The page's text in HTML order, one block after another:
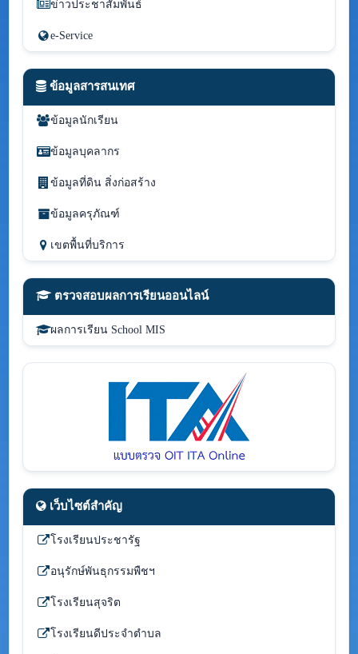
ข่าวประชาสัมพันธ์
e-Service
ข้อมูลสารสนเทศ
ข้อมูลนักเรียน
ข้อมูลบุคลากร
ข้อมูลที่ดิน สิ่งก่อสร้าง
ข้อมูลครุภัณฑ์
เขตพื้นที่บริการ
ตรวจสอบผลการเรียนออนไลน์
ผลการเรียน School MIS
เว็บไซต์สำคัญ
โรงเรียนประชารัฐ
อนุรักษ์พันธุกรรมพืชฯ
โรงเรียนสุจริต
โรงเรียนดีประจำตำบล